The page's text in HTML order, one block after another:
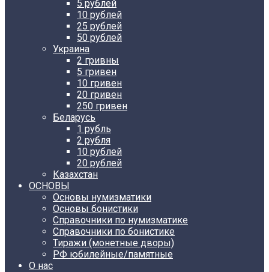
5 рублей
10 рублей
25 рублей
50 рублей
Украина
2 гривны
5 гривен
10 гривен
20 гривен
250 гривен
Беларусь
1 рубль
2 рубля
10 рублей
20 рублей
Казахстан
ОСНОВЫ
Основы нумизматики
Основы бонистики
Справочники по нумизматике
Справочники по бонистике
Тиражи (монетные дворы)
РФ юбилейные/памятные
О нас